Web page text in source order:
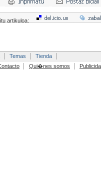
artikuloa:
Temas
Tienda
Qui�nes somos